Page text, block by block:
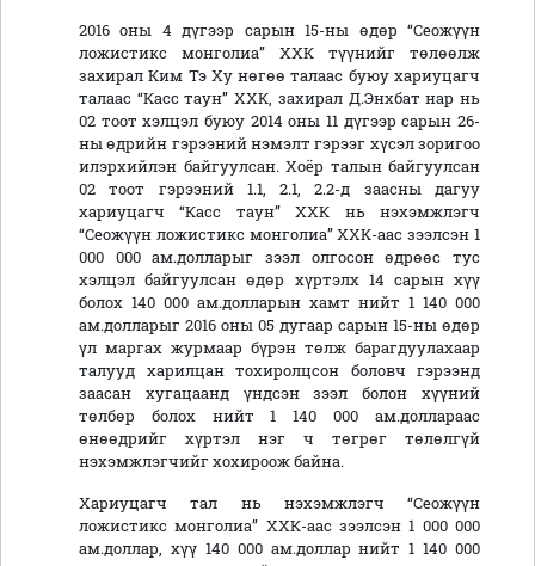
2016 оны 4 дүгээр сарын 15-ны өдөр “Сеожүүн
ложистикс монголиа” ХХК түүнийг төлөөлж
захирал Ким Тэ Ху нөгөө талаас буюу хариуцагч
талаас “Касс таун” ХХК, захирал Д.Энхбат нар нь
02 тоот хэлцэл буюу 2014 оны 11 дүгээр сарын 26-
ны өдрийн гэрээний нэмэлт гэрээг хүсэл зоригоо
илэрхийлэн байгуулсан. Хоёр талын байгуулсан
02 тоот гэрээний 1.1, 2.1, 2.2-д заасны дагуу
хариуцагч “Касс таун” ХХК нь нэхэмжлэгч
“Сеожүүн ложистикс монголиа” ХХК-аас зээлсэн 1
000 000 ам.долларыг зээл олгосон өдрөөс тус
хэлцэл байгуулсан өдөр хүртэлх 14 сарын хүү
болох 140 000 ам.долларын хамт нийт 1 140 000
ам.долларыг 2016 оны 05 дугаар сарын 15-ны өдөр
үл маргах журмаар бүрэн төлж барагдуулахаар
талууд харилцан тохиролцсон боловч гэрээнд
заасан хугацаанд үндсэн зээл болон хүүний
төлбөр болох нийт 1 140 000 ам.доллараас
өнөөдрийг хүртэл нэг ч төгрөг төлөлгүй
нэхэмжлэгчийг хохироож байна.
Хариуцагч тал нь нэхэмжлэгч “Сеожүүн
ложистикс монголиа” ХХК-аас зээлсэн 1 000 000
ам.доллар, хүү 140 000 ам.доллар нийт 1 140 000